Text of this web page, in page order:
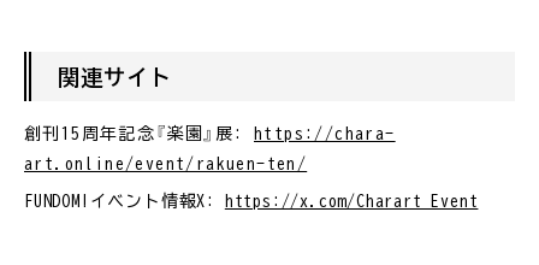
関連サイト
創刊15周年記念『楽園』展:
https://chara-
art.online/event/rakuen-ten/
FUNDOM!イベント情報X: https://x.com/Charart_Event